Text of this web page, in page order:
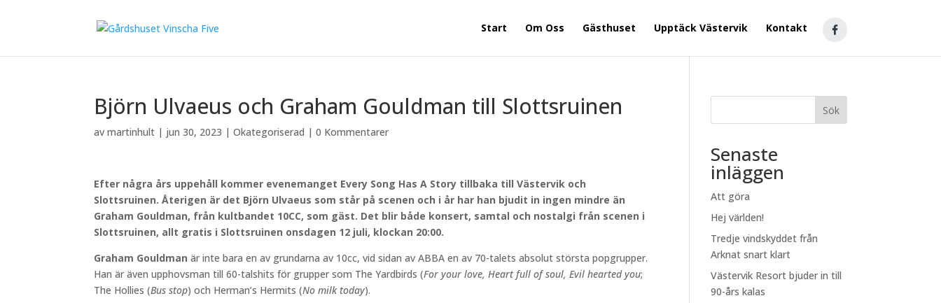
Start Om Oss Gästhuset Upptäck Västervik Kontakt
Björn Ulvaeus och Graham Gouldman till Slottsruinen
avmartinhult | jun 30, 2023 |Okategoriserad |0 Kommentarer
Efter några års uppehåll kommer evenemanget Every Song Has A Story tillbaka till Västervik och
Slottsruinen. Återigen är det Björn Ulvaeus som står på scenen och i år har han bjudit in ingen mindre än
Graham Gouldman, från kultbandet 10CC, som gäst. Det blir både konsert, samtal och nostalgi från scenen i
Slottsruinen, allt gratis i Slottsruinen onsdagen 12 juli, klockan 20:00.
Graham Gouldman är inte bara en av grundarna av 10cc, vid sidan av ABBA en av 70-talets absolut största popgrupper.
Han är även upphovsman till 60-talshits för grupper som The Yardbirds (For your love, Heart full of soul, Evil hearted you;
The Hollies (Bus stop) och Herman’s Hermits (No milk today).
Sök
Senaste
inläggen
Att göra
Hej världen!
Tredje vindskyddet från
Arknat snart klart
Västervik Resort bjuder in till
90-års kalas